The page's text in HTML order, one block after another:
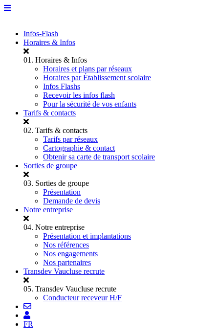
Infos-Flash
Horaires & Infos
01. Horaires & Infos
Horaires et plans par réseaux
Horaires par Établissement scolaire
Infos Flashs
Recevoir les infos flash
Pour la sécurité de vos enfants
Tarifs & contacts
02. Tarifs & contacts
Tarifs par réseaux
Cartographie & contact
Obtenir sa carte de transport scolaire
Sorties de groupe
03. Sorties de groupe
Présentation
Demande de devis
Notre entreprise
04. Notre entreprise
Présentation et implantations
Nos références
Nos engagements
Nos partenaires
Transdev Vaucluse recrute
05. Transdev Vaucluse recrute
Conducteur receveur H/F
FR